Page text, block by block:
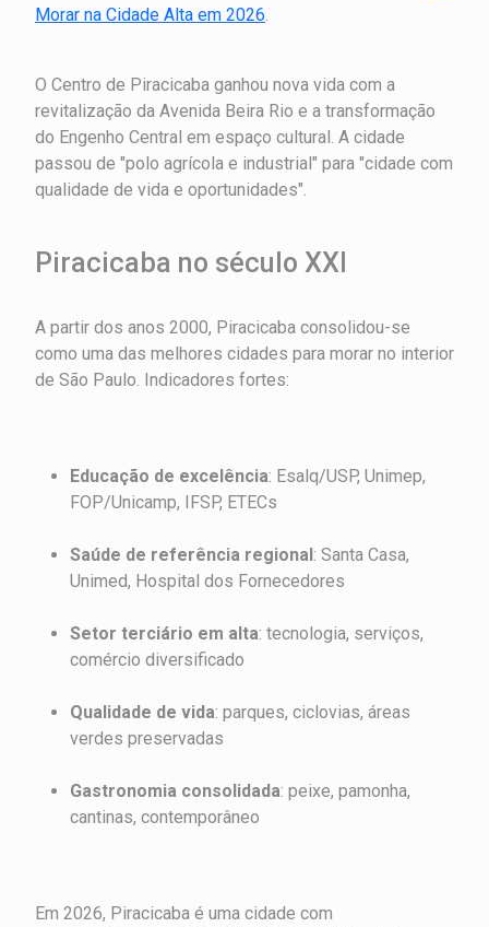
Morar na Cidade Alta em 2026.
O Centro de Piracicaba ganhou nova vida com a
revitalização da Avenida Beira Rio e a transformação
do Engenho Central em espaço cultural. A cidade
passou de "polo agrícola e industrial" para "cidade com
qualidade de vida e oportunidades".
Piracicaba no século XXI
A partir dos anos 2000, Piracicaba consolidou-se
como uma das melhores cidades para morar no interior
de São Paulo. Indicadores fortes:
Educação de excelência: Esalq/USP, Unimep,
FOP/Unicamp, IFSP, ETECs
Saúde de referência regional: Santa Casa,
Unimed, Hospital dos Fornecedores
Setor terciário em alta: tecnologia, serviços,
comércio diversificado
Qualidade de vida: parques, ciclovias, áreas
verdes preservadas
Gastronomia consolidada: peixe, pamonha,
cantinas, contemporâneo
Em 2026, Piracicaba é uma cidade com